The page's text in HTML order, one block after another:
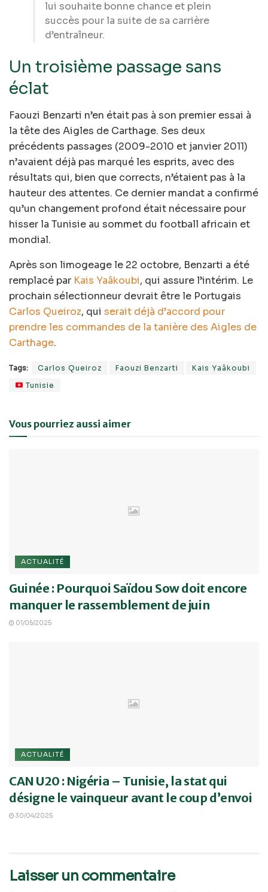
lui souhaite bonne chance et plein
succès pour la suite de sa carrière
d’entraîneur.
Un troisième passage sans
éclat
Faouzi Benzarti n’en était pas à son premier essai à
la tête des Aigles de Carthage. Ses deux
précédents passages (2009-2010 et janvier 2011)
n’avaient déjà pas marqué les esprits, avec des
résultats qui, bien que corrects, n’étaient pas à la
hauteur des attentes. Ce dernier mandat a confirmé
qu’un changement profond était nécessaire pour
hisser la Tunisie au sommet du football africain et
mondial.
Après son limogeage le 22 octobre, Benzarti a été
remplacé par Kais Yaâkoubi, qui assure l’intérim. Le
prochain sélectionneur devrait être le Portugais
Carlos Queiroz, qui serait déjà d’accord pour
prendre les commandes de la tanière des Aigles de
Carthage.
Tags: Carlos Queiroz Faouzi Benzarti
Kais Yaâkoubi
Tunisie
Vous pourriez aussi aimer
ACTUALITÉ
Guinée : Pourquoi Saïdou Sow doit encore
manquer le rassemblement de juin
01/05/2025
ACTUALITÉ
CAN U20 : Nigéria – Tunisie, la stat qui
désigne le vainqueur avant le coup d’envoi
30/04/2025
Laisser un commentaire